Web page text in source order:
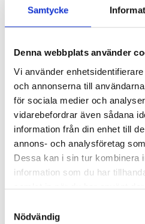
Samtycke
Denna webbplats använder
Vi använder
och annonserna till
för sociala medier och
vidarebefordrar även sådana
information från din enhet till
annons- och analysföretag
Dessa kan i sin tur kombinera
information som du har
samlat in när du har använt
Nödvändig
samordnade.
tillsammans med hela
fogar, belysning, inredning och
tydlig roll i badrummet, i stället
Så planerar
totalrenovering
Ytskikt i badrum blir bäst när de
och teknik. Ett badrum som
som används varje dag kräver